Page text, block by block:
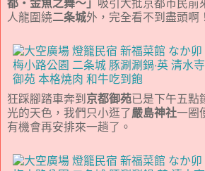
都・金魚之舞～」 吸引大批京都市民前
人龍圍繞二条城外，完全看不到盡頭啊！
狂踩腳踏車奔到 京都御苑已是下午五點
光的天色，我們只小逛了嚴島神社一圈
有機會再安排來一趟了。